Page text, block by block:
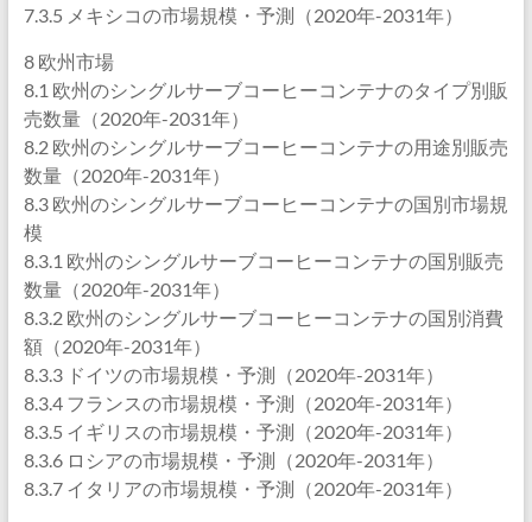
7.3.5 メキシコの市場規模・予測（2020年-2031年）
8 欧州市場
8.1 欧州のシングルサーブコーヒーコンテナのタイプ別販
売数量（2020年-2031年）
8.2 欧州のシングルサーブコーヒーコンテナの用途別販売
数量（2020年-2031年）
8.3 欧州のシングルサーブコーヒーコンテナの国別市場規
模
8.3.1 欧州のシングルサーブコーヒーコンテナの国別販売
数量（2020年-2031年）
8.3.2 欧州のシングルサーブコーヒーコンテナの国別消費
額（2020年-2031年）
8.3.3 ドイツの市場規模・予測（2020年-2031年）
8.3.4 フランスの市場規模・予測（2020年-2031年）
8.3.5 イギリスの市場規模・予測（2020年-2031年）
8.3.6 ロシアの市場規模・予測（2020年-2031年）
8.3.7 イタリアの市場規模・予測（2020年-2031年）